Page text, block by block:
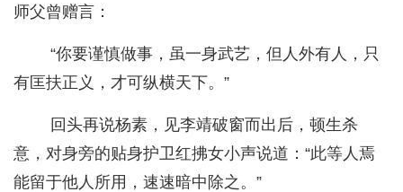
师父曾赠言：
“你要谨慎做事，虽一身武艺，但人外有人，只
有匡扶正义，才可纵横天下。”
回头再说杨素，见李靖破窗而出后，顿生杀
意，对身旁的贴身护卫红拂女小声说道：“此等人焉
能留于他人所用，速速暗中除之。”